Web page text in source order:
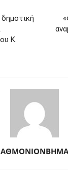
Κ.
ΑΘΜΟΝΙΟΝΒΗΜΑ